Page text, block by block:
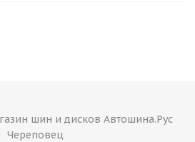
шин и дисков Автошина.Рус
Череповец